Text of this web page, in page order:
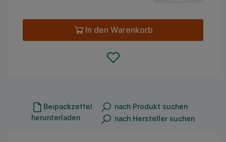
In den Warenkorb
Beipackzettel
herunterladen
nach Produkt suchen
nach Hersteller suchen